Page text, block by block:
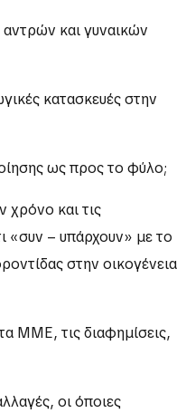
και γυναικών
κατασκευές στην
ως προς το φύλο;
χρόνο και τις
«συν – υπάρχουν» με το
στην οικογένεια
ΜΜΕ, τις διαφημίσεις,
οι όποιες